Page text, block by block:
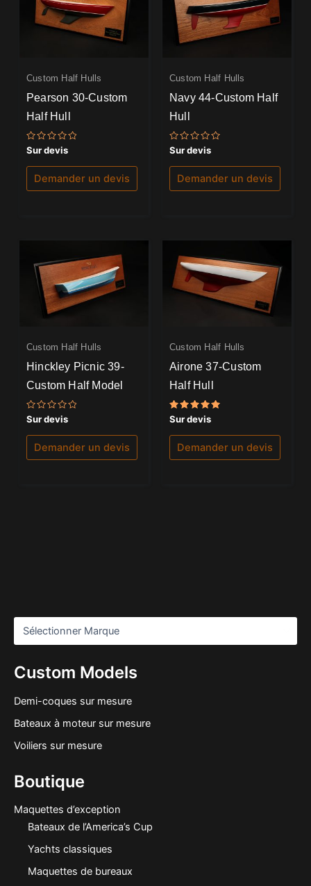
Custom Models
Demi-coques sur mesure
Bateaux à moteur sur mesure
Voiliers sur mesure
Boutique
Maquettes d’exception
Bateaux de l’America’s Cup
Yachts classiques
Maquettes de bureaux
Custom Half Hulls
Pearson 30-Custom
Half Hull
Note
0
sur
Sur devis
Demander un devis
Custom Half Hulls
Navy 44-Custom Half
Hull
Note
0
sur
Sur devis
Demander un devis
Custom Half Hulls
Hinckley Picnic 39-
Custom Half Model
Note
0
sur
Sur devis
Demander un devis
Custom Half Hulls
Airone 37-Custom
Half Hull
Note
5.00
sur 5
Sur devis
Demander un devis